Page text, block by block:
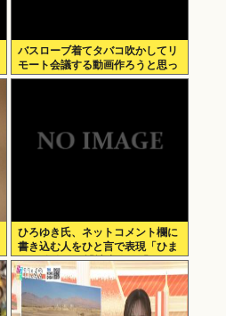
バスローブ着てタバコ吹かしてリ
モート会議する動画作ろうと思っ
てるんだが
ひろゆき氏、ネットコメント欄に
書き込む人をひと言で表現「ひま
人」 自身への誹謗中傷は「あんま
りないですよ」